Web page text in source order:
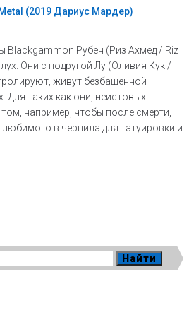
(2019 Дариус Мардер)
Blackgammon Рубен (Риз Ахмед / Riz
Они с подругой Лу (Оливия Кук /
живут безбашенной
Для таких как они, неистовых
например, чтобы после смерти,
в чернила для татуировки и